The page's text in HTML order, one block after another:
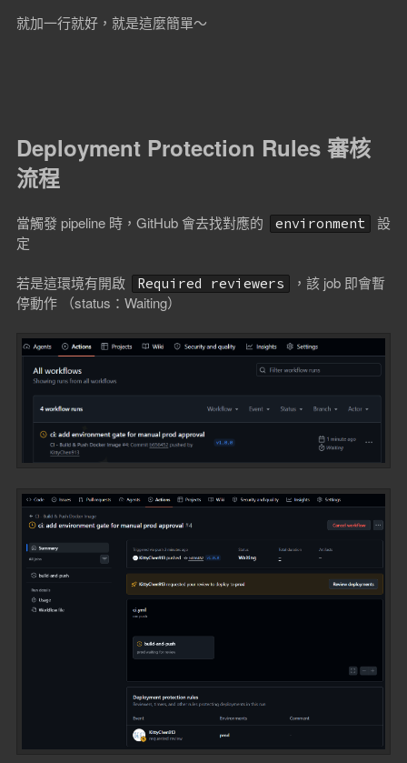
就加一行就好，就是這麼簡單～
Deployment Protection Rules 審核
流程
當觸發 pipeline 時，GitHub 會去找對應的 environment
設
定
若是這環境有開啟 Required reviewers
，該 job 即會暫
停動作 （status：Waiting）